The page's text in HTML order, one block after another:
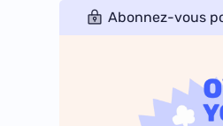
Abonnez-vous